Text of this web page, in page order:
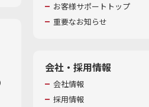
お客様サポートトップ
重要なお知らせ
会社・採用情報
会社情報
採用情報